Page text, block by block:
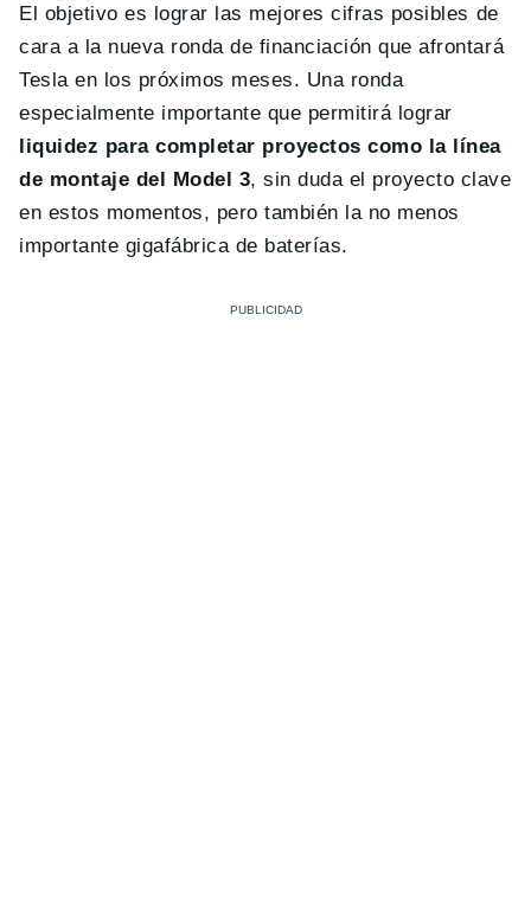
El objetivo es lograr las mejores cifras posibles de
cara a la nueva ronda de financiación que afrontará
Tesla en los próximos meses. Una ronda
especialmente importante que permitirá lograr
liquidez para completar proyectos como la línea
de montaje del Model 3, sin duda el proyecto clave
en estos momentos, pero también la no menos
importante gigafábrica de baterías.